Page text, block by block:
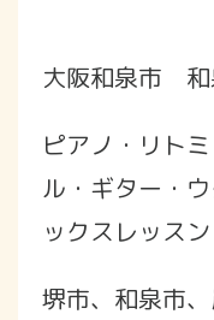
大阪和泉市 和
ピアノ・リト
ル・ギター・
ックスレッスン
堺市、和泉市